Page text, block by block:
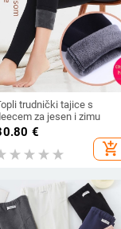
trudnički tajice s
za jesen i zimu
€
add_shopping_cart